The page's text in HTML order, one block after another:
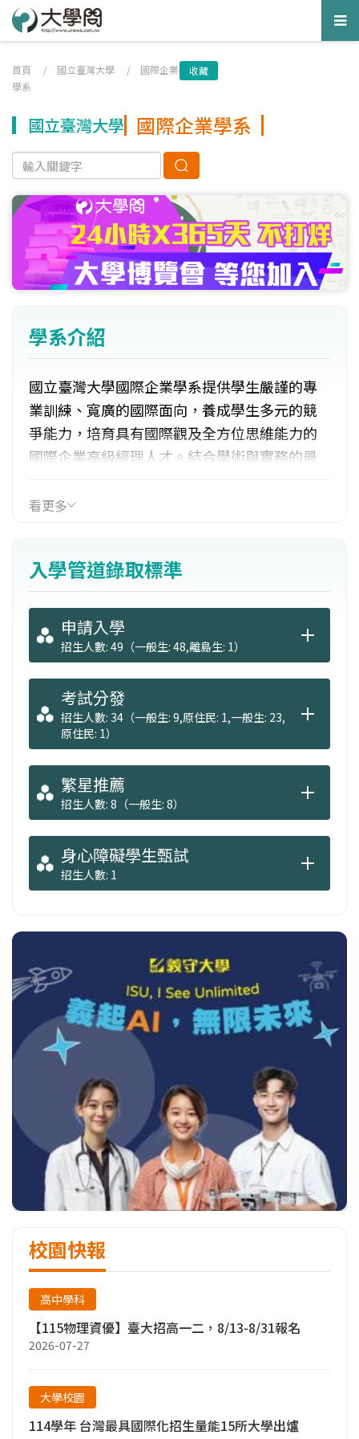
首頁 / 國立臺灣大學 / 國際企業
學系
收藏
國立臺灣大學 國際企業學系
學系介紹
國立臺灣大學國際企業學系提供學生嚴謹的專
業訓練、寬廣的國際面向，養成學生多元的競
爭能力，培育具有國際觀及全方位思維能力的
國際企業高級經理人才。結合學術與實務的最
識、策略思維、與經濟分析能力之培養。所培
才，為我國產業國際競爭力的提升，提供實質
的貢獻。
看更多
入學管道錄取標準
申請入學
招生人數: 49（一般生: 48,離島生: 1）
考試分發
招生人數: 34（一般生: 9,原住民: 1,一般生: 23,
原住民: 1）
繁星推薦
招生人數: 8（一般生: 8）
身心障礙學生甄試
招生人數: 1
校園快報
高中學科
【115物理資優】臺大招高一二，8/13-8/31報名
2026-07-27
大學校園
114學年 台灣最具國際化招生量能15所大學出爐